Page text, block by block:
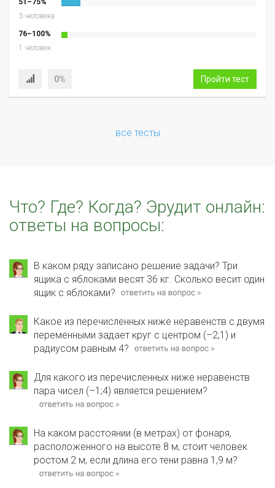
3 человека
76–100%
1 человек
0% Пройти тест
все тесты
Что? Где? Когда? Эрудит онлайн:
ответы на вопросы:
В каком ряду записано решение задачи? Три
ящика с яблоками весят 36 кг. Сколько весит один
ящик с яблоками?
Какое из перечисленных ниже неравенств с двумя
переменными задает круг с центром (–2;1) и
радиусом равным 4?
Для какого из перечисленных ниже неравенств
пара чисел (–1;4) является решением?
На каком расстоянии (в метрах) от фонаря,
расположенного на высоте 8 м, стоит человек
ростом 2 м, если длина его тени равна 1,9 м?